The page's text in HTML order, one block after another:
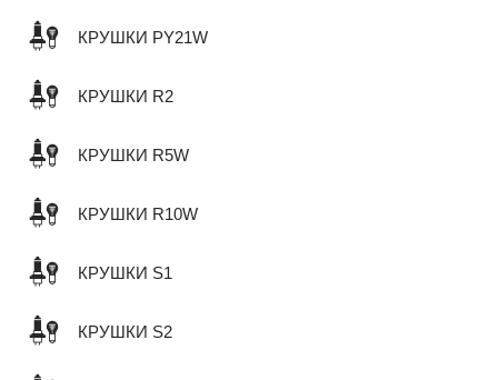
КРУШКИ PY21W
КРУШКИ R2
КРУШКИ R5W
КРУШКИ R10W
КРУШКИ S1
КРУШКИ S2